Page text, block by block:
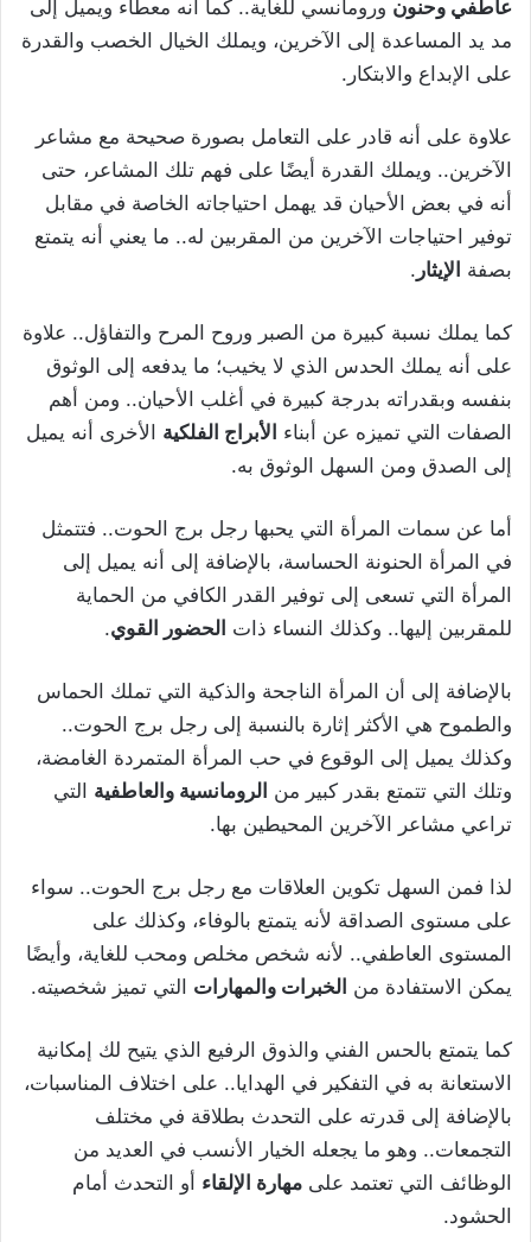
عاطفي وحنون ورومانسي للغاية.. كما أنه معطاء ويميل إلى
مد يد المساعدة إلى الآخرين، ويملك الخيال الخصب والقدرة
على الإبداع والابتكار.
علاوة على أنه قادر على التعامل بصورة صحيحة مع مشاعر
الآخرين.. ويملك القدرة أيضًا على فهم تلك المشاعر، حتى
أنه في بعض الأحيان قد يهمل احتياجاته الخاصة في مقابل
توفير احتياجات الآخرين من المقربين له.. ما يعني أنه يتمتع
بصفة الإيثار .
كما يملك نسبة كبيرة من الصبر وروح المرح والتفاؤل.. علاوة
على أنه يملك الحدس الذي لا يخيب؛ ما يدفعه إلى الوثوق
بنفسه وبقدراته بدرجة كبيرة في أغلب الأحيان.. ومن أهم
الصفات التي تميزه عن أبناء الأبراج الفلكية الأخرى أنه يميل
إلى الصدق ومن السهل الوثوق به.
أما عن سمات المرأة التي يحبها رجل برج الحوت.. فتتمثل
في المرأة الحنونة الحساسة، بالإضافة إلى أنه يميل إلى
المرأة التي تسعى إلى توفير القدر الكافي من الحماية
للمقربين إليها.. وكذلك النساء ذات الحضور القوي.
بالإضافة إلى أن المرأة الناجحة والذكية التي تملك الحماس
والطموح هي الأكثر إثارة بالنسبة إلى رجل برج الحوت..
وكذلك يميل إلى الوقوع في حب المرأة المتمردة الغامضة،
وتلك التي تتمتع بقدر كبير من الرومانسية والعاطفية التي
تراعي مشاعر الآخرين المحيطين بها.
لذا فمن السهل تكوين العلاقات مع رجل برج الحوت.. سواء
على مستوى الصداقة لأنه يتمتع بالوفاء، وكذلك على
المستوى العاطفي.. لأنه شخص مخلص ومحب للغاية، وأيضًا
يمكن الاستفادة من الخبرات والمهارات التي تميز شخصيته.
كما يتمتع بالحس الفني والذوق الرفيع الذي يتيح لك إمكانية
الاستعانة به في التفكير في الهدايا.. على اختلاف المناسبات،
بالإضافة إلى قدرته على التحدث بطلاقة في مختلف
التجمعات.. وهو ما يجعله الخيار الأنسب في العديد من
الوظائف التي تعتمد على مهارة الإلقاء أو التحدث أمام
الحشود.